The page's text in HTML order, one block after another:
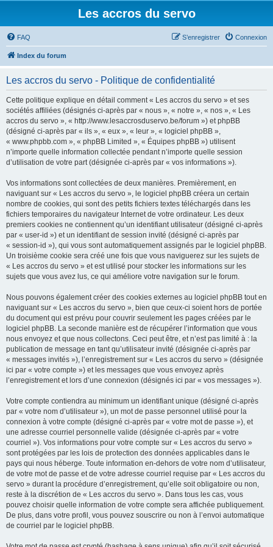
Les accros du servo
FAQ Connexion
S’enregistrer
Index du forum
Les accros du servo - Politique de confidentialité
Cette politique explique en détail comment « Les accros du servo » et ses
sociétés affiliées (désignés ci-après par « nous », « notre », « nos », « Les
accros du servo », « http://www.lesaccrosduservo.be/forum ») et phpBB
(désigné ci-après par « ils », « eux », « leur », « logiciel phpBB »,
« www.phpbb.com », « phpBB Limited », « Équipes phpBB ») utilisent
n’importe quelle information collectée pendant n’importe quelle session
d’utilisation de votre part (désignée ci-après par « vos informations »).
Vos informations sont collectées de deux manières. Premièrement, en
naviguant sur « Les accros du servo », le logiciel phpBB créera un certain
nombre de cookies, qui sont des petits fichiers textes téléchargés dans les
fichiers temporaires du navigateur Internet de votre ordinateur. Les deux
premiers cookies ne contiennent qu’un identifiant utilisateur (désigné ci-après
par « user-id ») et un identifiant de session invité (désigné ci-après par
« session-id »), qui vous sont automatiquement assignés par le logiciel phpBB.
Un troisième cookie sera créé une fois que vous naviguerez sur les sujets de
« Les accros du servo » et est utilisé pour stocker les informations sur les
sujets que vous avez lus, ce qui améliore votre navigation sur le forum.
Nous pouvons également créer des cookies externes au logiciel phpBB tout en
naviguant sur « Les accros du servo », bien que ceux-ci soient hors de portée
du document qui est prévu pour couvrir seulement les pages créées par le
logiciel phpBB. La seconde manière est de récupérer l’information que vous
nous envoyez et que nous collectons. Ceci peut être, et n’est pas limité à : la
publication de message en tant qu’utilisateur invité (désignée ci-après par
« messages invités »), l’enregistrement sur « Les accros du servo » (désignée
ici par « votre compte ») et les messages que vous envoyez après
l’enregistrement et lors d’une connexion (désignés ici par « vos messages »).
Votre compte contiendra au minimum un identifiant unique (désigné ci-après
par « votre nom d’utilisateur »), un mot de passe personnel utilisé pour la
connexion à votre compte (désigné ci-après par « votre mot de passe »), et
une adresse courriel personnelle valide (désignée ci-après par « votre
courriel »). Vos informations pour votre compte sur « Les accros du servo »
sont protégées par les lois de protection des données applicables dans le
pays qui nous héberge. Toute information en-dehors de votre nom d’utilisateur,
de votre mot de passe et de votre adresse courriel requise par « Les accros du
servo » durant la procédure d’enregistrement, qu’elle soit obligatoire ou non,
reste à la discrétion de « Les accros du servo ». Dans tous les cas, vous
pouvez choisir quelle information de votre compte sera affichée publiquement.
De plus, dans votre profil, vous pouvez souscrire ou non à l’envoi automatique
de courriel par le logiciel phpBB.